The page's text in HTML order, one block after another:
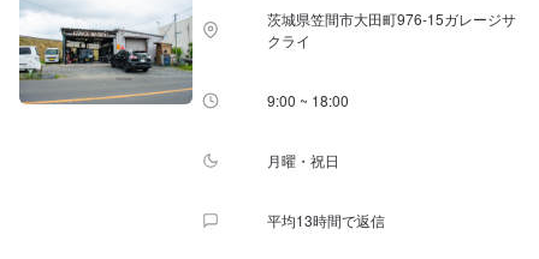
茨城県笠間市大田町976‐15ガレージサ
クライ
9:00 ~ 18:00
月曜・祝日
平均13時間で返信